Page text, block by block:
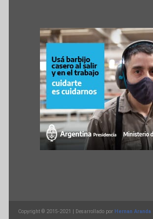
Copyright © 2015-2021 | Desarrollado por Hernan Aranda